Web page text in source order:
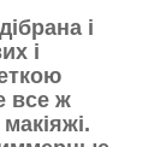
і
і
все ж